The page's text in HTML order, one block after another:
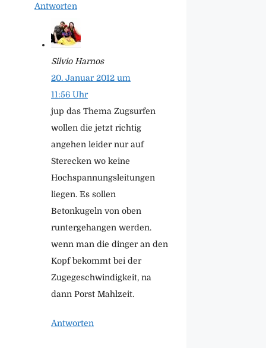
Antworten
Silvio Harnos
20. Januar 2012 um
11:56 Uhr
jup das Thema Zugsurfen
wollen die jetzt richtig
angehen leider nur auf
Sterecken wo keine
Hochspannungsleitungen
liegen. Es sollen
Betonkugeln von oben
runtergehangen werden.
wenn man die dinger an den
Kopf bekommt bei der
Zugegeschwindigkeit, na
dann Porst Mahlzeit.
Antworten